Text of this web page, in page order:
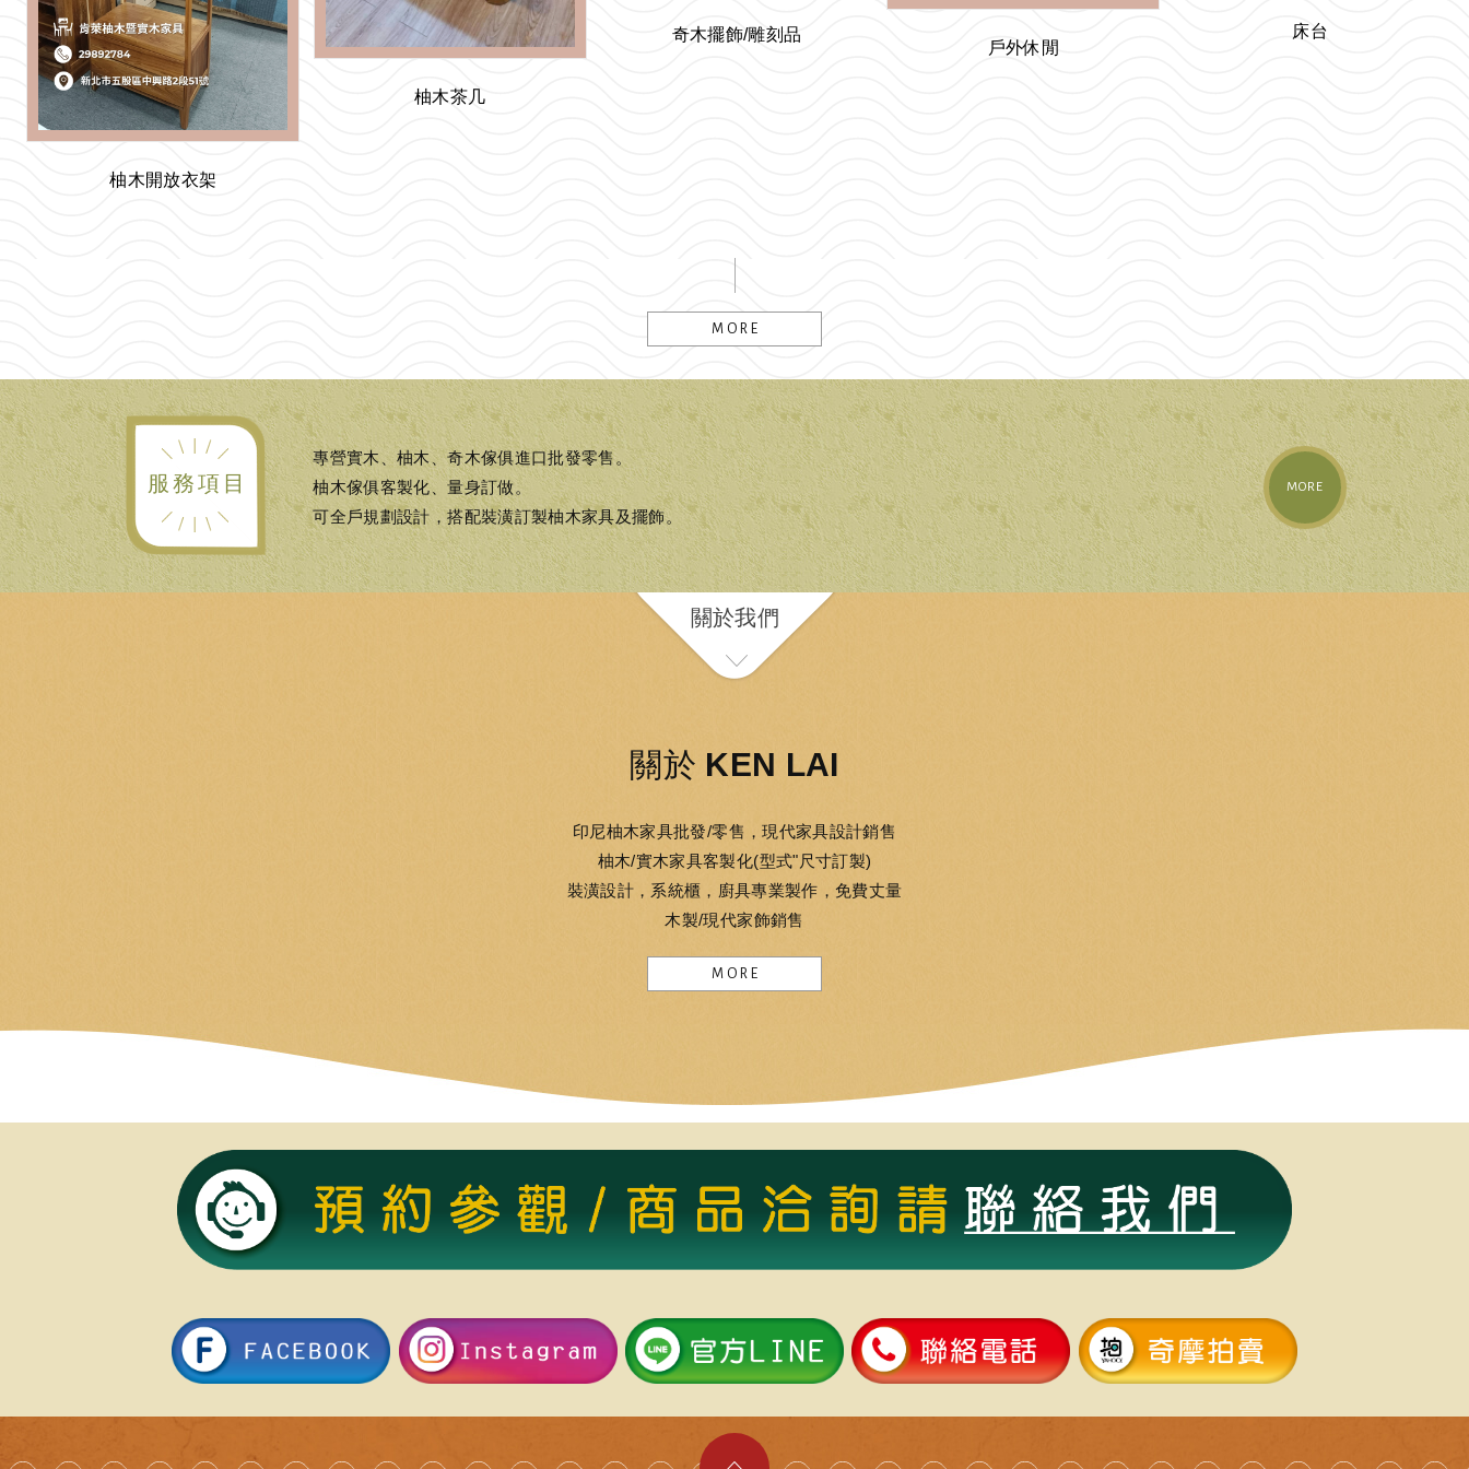
柚木開放衣架
柚木茶几
奇木擺飾/雕刻品
戶外休閒
床台
MORE
服務項目
專營實木、柚木、奇木傢俱進口批發零售。
柚木傢俱客製化、量身訂做。
可全戶規劃設計，搭配裝潢訂製柚木家具及擺飾。
MORE
關於我們
關於 KEN LAI
印尼柚木家具批發/零售，現代家具設計銷售
柚木/實木家具客製化(型式"尺寸訂製)
裝潢設計，系統櫃，廚具專業製作，免費丈量
木製/現代家飾銷售
MORE